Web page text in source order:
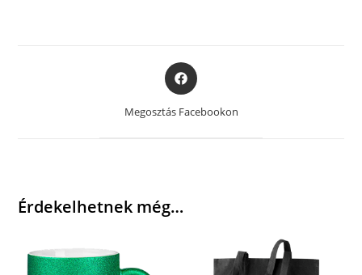
Opens
in
new
Megosztás Facebookon
Érdekelhetnek még…